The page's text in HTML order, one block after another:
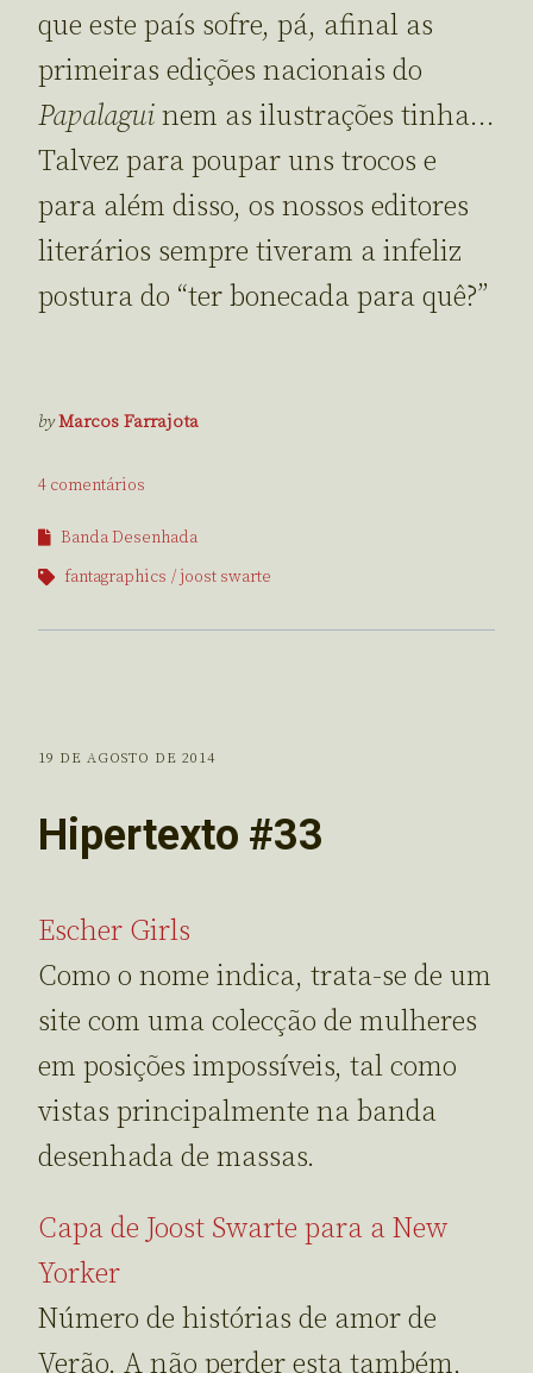
que este país sofre, pá, afinal as
primeiras edições nacionais do
Papalagui nem as ilustrações tinha…
Talvez para poupar uns trocos e
para além disso, os nossos editores
literários sempre tiveram a infeliz
postura do “ter bonecada para quê?”
byMarcos Farrajota
4 comentários
Banda Desenhada
fantagraphics
joost swarte
19 DE AGOSTO DE 2014
Hipertexto #33
Escher Girls
Como o nome indica, trata-se de um
site com uma colecção de mulheres
em posições impossíveis, tal como
vistas principalmente na banda
desenhada de massas.
Capa de Joost Swarte para a New
Yorker
Número de histórias de amor de
Verão. A não perder esta também,